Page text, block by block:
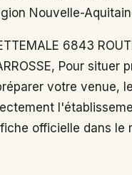
Nouvelle-
6843
Pour situer
votre venue,
officielle dans le